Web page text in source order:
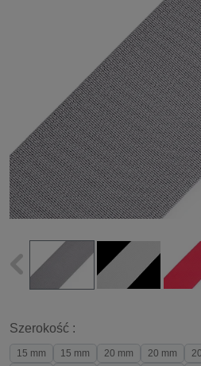
Szerokość :
15 mm 15 mm 20 mm 20 mm